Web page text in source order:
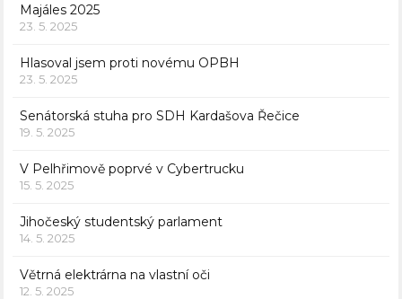
Majáles 2025
23. 5. 2025
Hlasoval jsem proti novému OPBH
23. 5. 2025
Senátorská stuha pro SDH Kardašova Řečice
19. 5. 2025
V Pelhřimově poprvé v Cybertrucku
15. 5. 2025
Jihočeský studentský parlament
14. 5. 2025
Větrná elektrárna na vlastní oči
12. 5. 2025